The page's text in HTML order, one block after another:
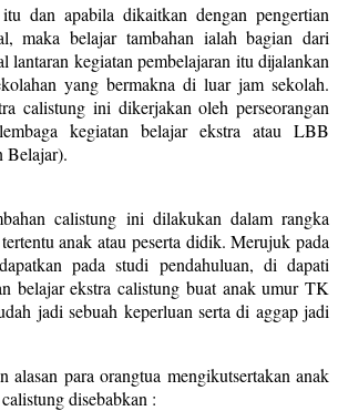
dan apabila dikaitkan dengan pengertian
maka belajar tambahan ialah bagian dari
lantaran kegiatan pembelajaran itu dijalankan
yang bermakna di luar jam sekolah.
calistung ini dikerjakan oleh perseorangan
kegiatan belajar ekstra atau LBB
Bimbingan Belajar).
calistung ini dilakukan dalam rangka
anak atau peserta didik. Merujuk pada
pada studi pendahuluan, di dapati
belajar ekstra calistung buat anak umur TK
jadi sebuah keperluan serta di aggap jadi
alasan para orangtua mengikutsertakan anak
disebabkan :